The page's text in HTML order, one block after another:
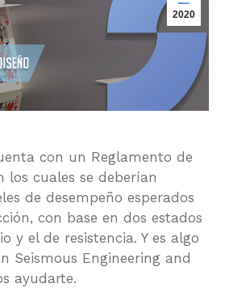
2020
con un Reglamento de
los cuales se deberían
de desempeño esperados
con base en dos estados
y el de resistencia. Y es algo
Seismous Engineering and
ayudarte.